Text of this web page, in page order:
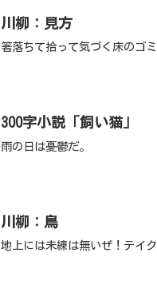
川柳：見方
箸落ちて拾って気づく床のゴ
300字小説「飼い猫」
雨の日は憂鬱だ。
川柳：鳥
地上には未練は無いぜ！テイ